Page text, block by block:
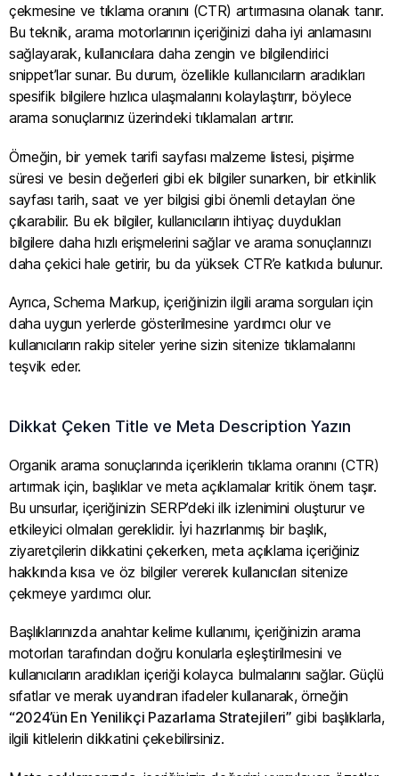
çekmesine ve tıklama oranını (CTR) artırmasına olanak tanır.
Bu teknik, arama motorlarının içeriğinizi daha iyi anlamasını
sağlayarak, kullanıcılara daha zengin ve bilgilendirici
snippet’lar sunar. Bu durum, özellikle kullanıcıların aradıkları
spesifik bilgilere hızlıca ulaşmalarını kolaylaştırır, böylece
arama sonuçlarınız üzerindeki tıklamaları artırır.
Örneğin, bir yemek tarifi sayfası malzeme listesi, pişirme
süresi ve besin değerleri gibi ek bilgiler sunarken, bir etkinlik
sayfası tarih, saat ve yer bilgisi gibi önemli detayları öne
çıkarabilir. Bu ek bilgiler, kullanıcıların ihtiyaç duydukları
bilgilere daha hızlı erişmelerini sağlar ve arama sonuçlarınızı
daha çekici hale getirir, bu da yüksek CTR’e katkıda bulunur.
Ayrıca, Schema Markup, içeriğinizin ilgili arama sorguları için
daha uygun yerlerde gösterilmesine yardımcı olur ve
kullanıcıların rakip siteler yerine sizin sitenize tıklamalarını
teşvik eder.
Dikkat Çeken Title ve Meta Description Yazın
Organik arama sonuçlarında içeriklerin tıklama oranını (CTR)
artırmak için, başlıklar ve meta açıklamalar kritik önem taşır.
Bu unsurlar, içeriğinizin SERP’deki ilk izlenimini oluşturur ve
etkileyici olmaları gereklidir. İyi hazırlanmış bir başlık,
ziyaretçilerin dikkatini çekerken, meta açıklama içeriğiniz
hakkında kısa ve öz bilgiler vererek kullanıcıları sitenize
çekmeye yardımcı olur.
Başlıklarınızda anahtar kelime kullanımı, içeriğinizin arama
motorları tarafından doğru konularla eşleştirilmesini ve
kullanıcıların aradıkları içeriği kolayca bulmalarını sağlar. Güçlü
sıfatlar ve merak uyandıran ifadeler kullanarak, örneğin
“2024’ün En Yenilikçi Pazarlama Stratejileri” gibi başlıklarla,
ilgili kitlelerin dikkatini çekebilirsiniz.